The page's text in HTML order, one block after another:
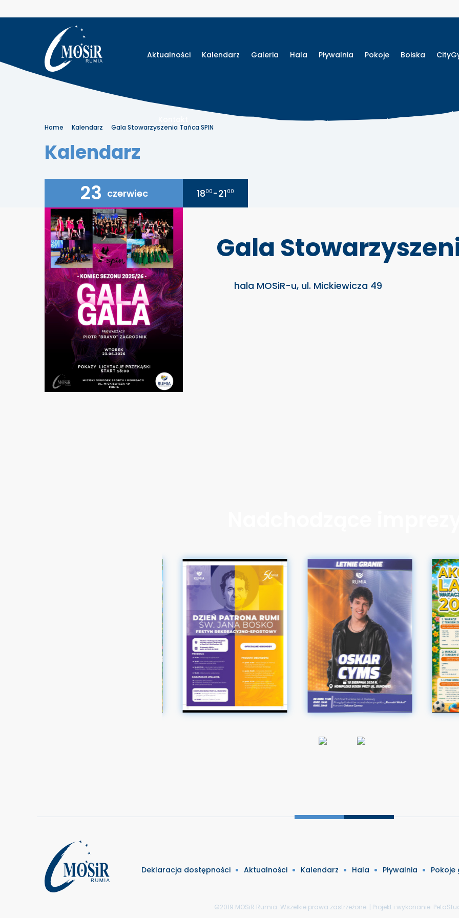
Aktualności Kalendarz Galeria Hala Pływalnia Pokoje Boiska
Home Kalendarz Gala Stowarzyszenia Tańca SPIN
Kalendarz
23 czerwiec 1800 -2100
Gala
hala MOSiR-u, ul. Mickiewicza 49
Deklaracja dostępności Aktualności Kalendarz Hala Pływalnia Pokoje
©2019 MOSiR Rumia. Wszelkie prawa zastrzeżone. | Projekt i wykonanie: